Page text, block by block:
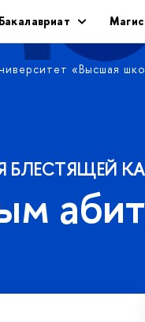
Бакалавриат
«Высшая
БЛЕСТЯЩЕЙ